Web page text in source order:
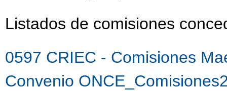
Listados de comisiones
0597 CRIEC - Comisiones
Convenio